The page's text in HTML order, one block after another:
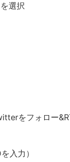
選択
をフォロー
入力）